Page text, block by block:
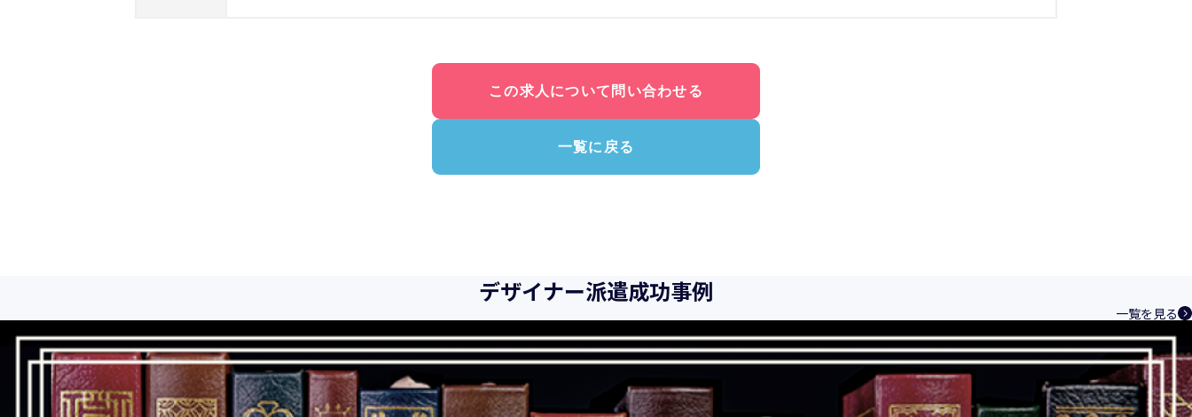
この求人について問い合わせる
一覧に戻る
デザイナー派遣成功事例
一覧を見る